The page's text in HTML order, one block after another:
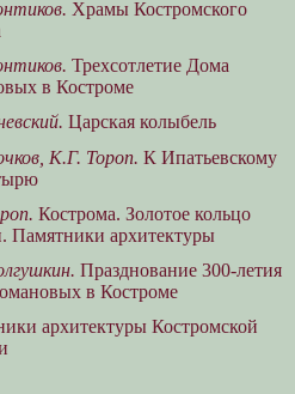
Храмы Костромского
Трехсотлетие Дома
в Костроме
Царская колыбель
К.Г. Тороп. К Ипатьевскому
Кострома. Золотое кольцо
Памятники архитектуры
Празднование 300-летия
в Костроме
архитектуры Костромской